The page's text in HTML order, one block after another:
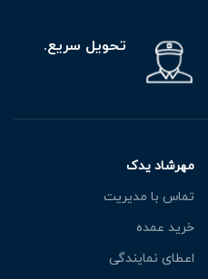
تحویل سریع.
مهرشاد یدک
تماس با مدیریت
خرید عمده
اعطای نمایندگی